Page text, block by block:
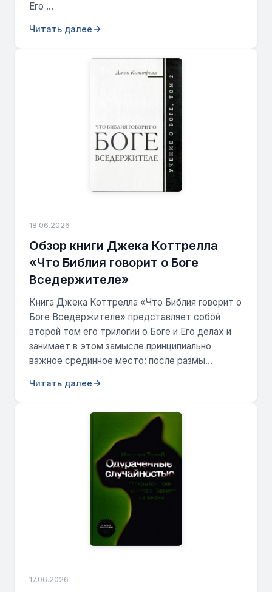
Его ...
Читать далее
18.06.2026
Обзор книги Джека Коттрелла
«Что Библия говорит о Боге
Вседержителе»
Книга Джека Коттрелла «Что Библия говорит о
Боге Вседержителе» представляет собой
второй том его трилогии о Боге и Его делах и
занимает в этом замысле принципиально
важное срединное место: после размы...
Читать далее
17.06.2026